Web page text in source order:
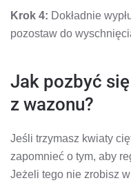
Krok 4: Dokładnie
pozostaw do
Jak pozbyć
z wazonu?
Jeśli trzymasz kwiaty
zapomnieć o tym, aby
Jeżeli tego nie zrobisz